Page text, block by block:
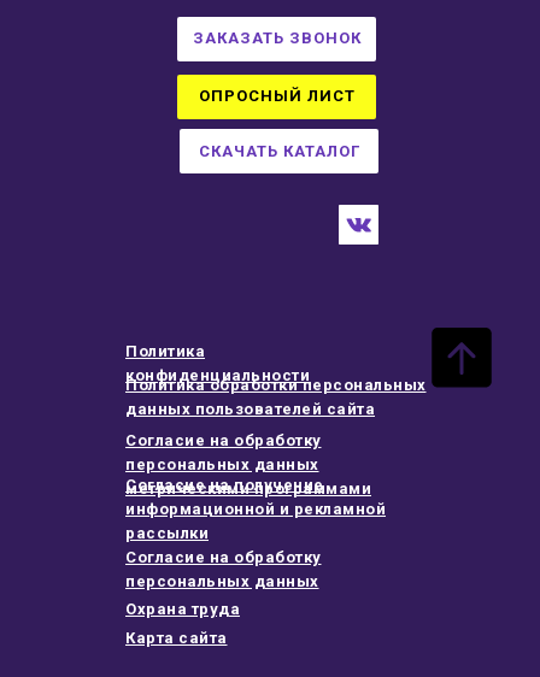
СКАЧАТЬ КАТАЛОГ
ЗАКАЗАТЬ ЗВОНОК
Политика
конфиденциальности
Политика обработки персональных
данных пользователей сайта
Согласие на обработку
персональных данных
метрическими программами
Согласие на получение
информационной и рекламной
рассылки
Охрана труда
Карта сайта
Согласие на обработку
персональных данных
ОПРОСНЫЙ ЛИСТ